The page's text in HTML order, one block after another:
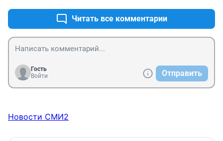
Читать все комментарии
Гость
Войти
Отправить
Новости СМИ2